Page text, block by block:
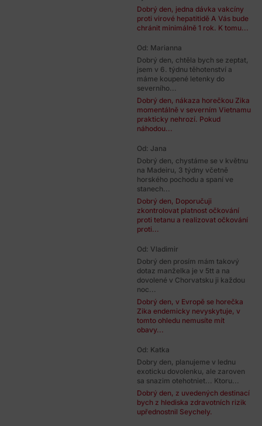
Dobrý den, jedna dávka vakcíny
proti virové hepatitidě A Vás bude
chránit minimálně 1 rok. K tomu...
Od: Marianna
Dobrý den, chtěla bych se zeptat,
jsem v 6. týdnu těhotenství a
máme koupené letenky do
severního...
Dobrý den, nákaza horečkou Zika
momentálně v severním Vietnamu
prakticky nehrozí. Pokud
náhodou...
Od: Jana
Dobrý den, chystáme se v květnu
na Madeiru, 3 týdny včetně
horského pochodu a spaní ve
stanech...
Dobrý den, Doporučuji
zkontrolovat platnost očkování
proti tetanu a realizovat očkování
proti...
Od: Vladimir
Dobrý den prosím mám takový
dotaz manželka je v 5tt a na
dovolené v Chorvatsku ji každou
noc...
Dobrý den, v Evropě se horečka
Zika endemicky nevyskytuje, v
tomto ohledu nemusíte mít
obavy...
Od: Katka
Dobry den, planujeme v lednu
exoticku dovolenku, ale zaroven
sa snazim otehotniet... Ktoru...
Dobrý den, z uvedených destinací
bych z hlediska zdravotních rizik
upřednostnil Seychely.